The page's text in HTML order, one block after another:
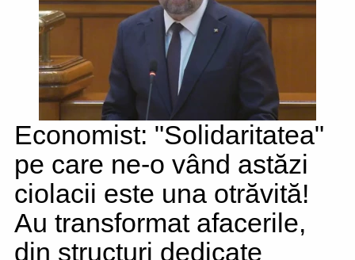
Economist: "Solidaritatea"
pe care ne-o vând astăzi
ciolacii este una otrăvită!
Au transformat afacerile,
din structuri dedicate